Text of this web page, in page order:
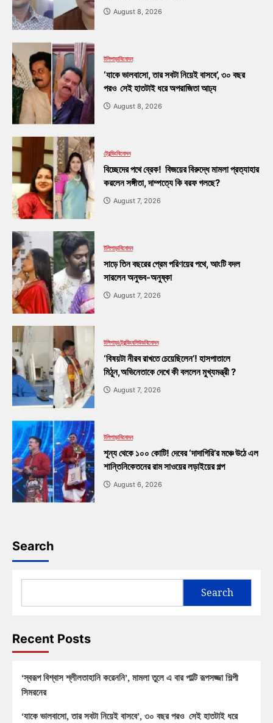
August 8, 2026
টলিপাড়াবিনোদন
‘যাকে ভালবাসো, তার সবটা নিয়েই বাসবে’, ৩০ বছর
পরও সেই হাতটাই ধরে অপরাজিতা আঢ্য
August 8, 2026
ট্রেন্ডিংবিনোদন
বিচ্ছেদের পথে ব্রেক! বিজয়ের বিরুদ্ধে মামলা প্রত্যাহার
করলেন সঙ্গীতা, দাম্পত্যে কি বরফ গলছে?
August 7, 2026
টলিপাড়াবিনোদন
সাড়ে তিন বছরের প্রেম পরিণয়ের পথে, আংটি বদল
সারলেন অনুভব-অনুষ্কা
August 7, 2026
টলিপাড়াট্রেন্ডিংবলিউডবিনোদন
‘বিষয়টা নীরব রাখতে চেয়েছিলেন’! হাসপাতালে
মিঠুন,অভিনেতাকে দেখে কী বললেন মুখ্যমন্ত্রী ?
August 7, 2026
টলিপাড়াবিনোদন
শূন্য থেকে ১০০ কোটি! দেবের ‘দাদাগিরি’র মঞ্চে উঠে এল
শান্তিনিকেতনের রাম সাওয়ের লড়াইয়ের গল্প
August 6, 2026
Search
Search
Recent Posts
‘স্বরূপ বিশ্বাস শ্লীলতাহানি করেননি’, মামলা তুলে এ বার পাল্টি রূপসজ্জা শিল্পী
সিমরনের
‘যাকে ভালবাসো, তার সবটা নিয়েই বাসবে’, ৩০ বছর পরও সেই হাতটাই ধরে